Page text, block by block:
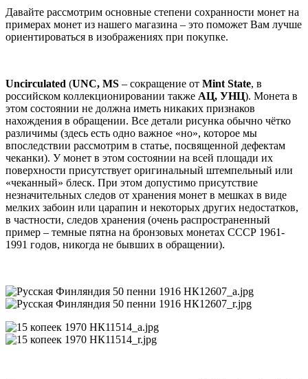
Давайте рассмотрим основные степени сохранности монет на
примерах монет из нашего магазина – это поможет Вам лучше
ориентироваться в изображениях при покупке.
Uncirculated (UNC, MS – сокращение от Mint State, в
российском коллекционировании также АЦ, УНЦ). Монета в
этом состоянии не должна иметь никаких признаков
нахождения в обращении. Все детали рисунка обычно чётко
различимы (здесь есть одно важное «но», которое мы
впоследствии рассмотрим в статье, посвященной дефектам
чеканки). У монет в этом состоянии на всей площади их
поверхности присутствует оригинальный штемпельный или
«чеканный» блеск. При этом допустимо присутствие
незначительных следов от хранения монет в мешках в виде
мелких забоин или царапин и некоторых других недостатков,
в частности, следов хранения (очень распространенный
пример – темные пятна на бронзовых монетах СССР 1961-
1991 годов, никогда не бывших в обращении).